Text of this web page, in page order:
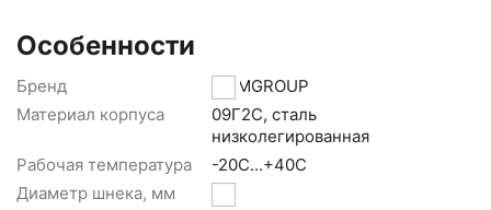
Особенности
Бренд
WAMGROUP
Материал корпуса
09Г2С, сталь
низколегированная
Рабочая температура
-20С...+40С
Диаметр шнека, мм